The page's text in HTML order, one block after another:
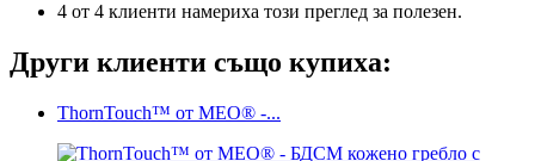
4 от 4 клиенти намериха този преглед за полезен.
Други клиенти също купиха:
ThornTouch™ от MEO® -...